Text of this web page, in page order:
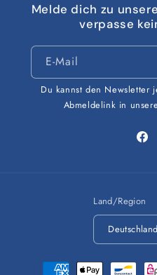
Melde dich zu
verpasse
E-Mail
Du kannst den Newsletter
Abmeldelink in
Land/Region
Zahlungsmethoden